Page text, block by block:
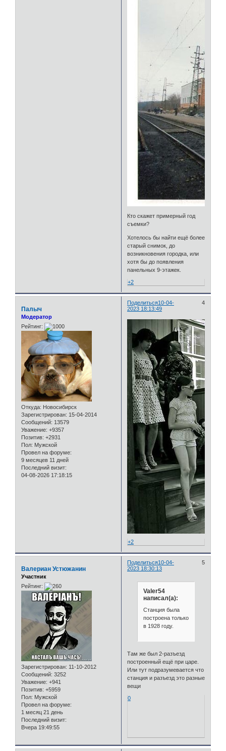
Кто скажет примерный год
съемки?
Хотелось бы найти ещё более
старый снимок, до
возникновения городка, или
хотя бы до появления
панельных 9-этажек.
+2
Поделиться 4
10-04-
2023 18:13:49
Палыч
Модератор
Рейтинг:
Откуда: Новосибирск
Зарегистрирован: 15-04-2014
Сообщений: 13579
Уважение: +9357
Позитив: +2931
Пол: Мужской
Провел на форуме:
9 месяцев 11 дней
Последний визит:
04-08-2026 17:18:15
+2
Поделиться 5
10-04-
2023 18:30:13
Валериан Устюжанин
Участник
Рейтинг:
Зарегистрирован: 11-10-2012
Сообщений: 3252
Уважение: +941
Позитив: +5959
Пол: Мужской
Провел на форуме:
1 месяц 21 день
Последний визит:
Вчера 19:49:55
Valer54
написал(а):
Станция была
построена только
в 1928 году.
Там же был 2-разъезд
построенный ещё при царе.
Или тут подразумевается что
станция и разъезд это разные
вещи
0